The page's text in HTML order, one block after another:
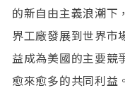
的新自由主義浪潮下
界工廠發展到世界市
益成為美國的主要競
愈來愈多的共同利益。